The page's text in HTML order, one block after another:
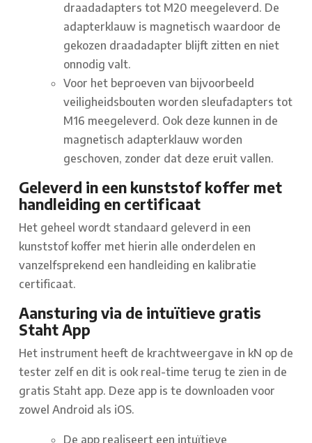
draadadapters tot M20 meegeleverd. De
adapterklauw is magnetisch waardoor de
gekozen draadadapter blijft zitten en niet
onnodig valt.
Voor het beproeven van bijvoorbeeld
veiligheidsbouten worden sleufadapters tot
M16 meegeleverd. Ook deze kunnen in de
magnetisch adapterklauw worden
geschoven, zonder dat deze eruit vallen.
Geleverd in een kunststof koffer met
handleiding en certificaat
Het geheel wordt standaard geleverd in een
kunststof koffer met hierin alle onderdelen en
vanzelfsprekend een handleiding en kalibratie
certificaat.
Aansturing via de intuïtieve gratis
Staht App
Het instrument heeft de krachtweergave in kN op de
tester zelf en dit is ook real-time terug te zien in de
gratis Staht app. Deze app is te downloaden voor
zowel Android als iOS.
De app realiseert een intuïtieve